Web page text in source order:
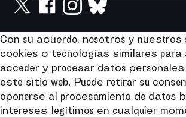
Con su acuerdo, nosotros y nuestros
cookies o tecnologías similares para
acceder y procesar datos
este sitio web. Puede retirar su
oponerse al procesamiento de datos
intereses legítimos en cualquier